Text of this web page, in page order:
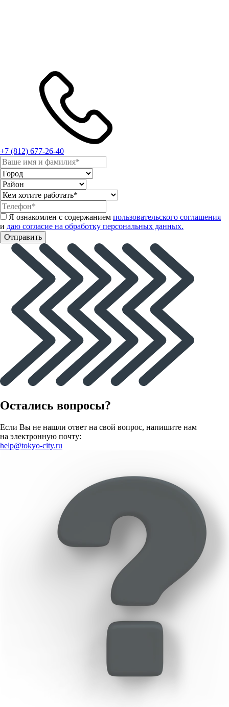
+7 (812) 677-26-40
Я ознакомлен с содержанием пользовательского соглашения
и даю согласие на обработку персональных данных.
Отправить
Остались вопросы?
Если Вы не нашли ответ на свой вопрос, напишите нам
на электронную почту:
help@tokyo-city.ru